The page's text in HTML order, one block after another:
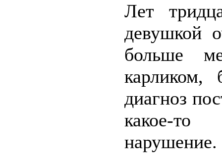
Лет
девушкой
больше
карликом,
диагноз
какое-то
нарушение.